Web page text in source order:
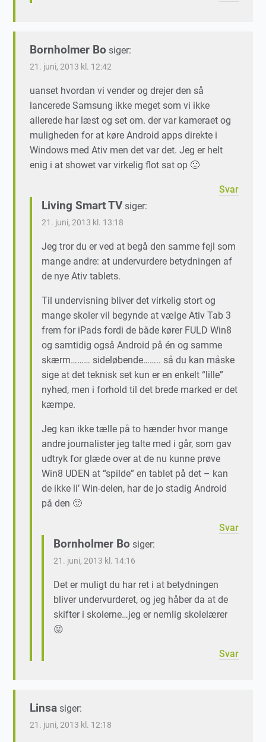
Bornholmer Bo siger:
21. juni, 2013 kl. 12:42
uanset hvordan vi vender og drejer den så
lancerede Samsung ikke meget som vi ikke
allerede har læst og set om. der var kameraet og
muligheden for at køre Android apps direkte i
Windows med Ativ men det var det. Jeg er helt
enig i at showet var virkelig flot sat op 🙂
Svar
Living Smart TV siger:
21. juni, 2013 kl. 13:18
Jeg tror du er ved at begå den samme fejl som
mange andre: at undervurdere betydningen af
de nye Ativ tablets.
Til undervisning bliver det virkelig stort og
mange skoler vil begynde at vælge Ativ Tab 3
frem for iPads fordi de både kører FULD Win8
og samtidig også Android på én og samme
skærm……… sideløbende…….. så du kan måske
sige at det teknisk set kun er en enkelt “lille”
nyhed, men i forhold til det brede marked er det
kæmpe.
Jeg kan ikke tælle på to hænder hvor mange
andre journalister jeg talte med i går, som gav
udtryk for glæde over at de nu kunne prøve
Win8 UDEN at “spilde” en tablet på det – kan
de ikke li’ Win-delen, har de jo stadig Android
på den 🙂
Svar
Bornholmer Bo siger:
21. juni, 2013 kl. 14:16
Det er muligt du har ret i at betydningen
bliver undervurderet, og jeg håber da at de
skifter i skolerne…jeg er nemlig skolelærer
😛
Svar
Linsa siger:
21. juni, 2013 kl. 12:18